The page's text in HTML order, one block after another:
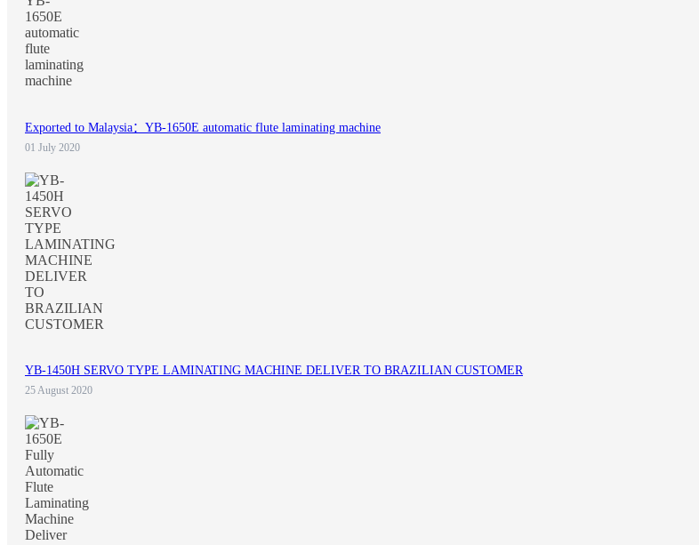
Exported to Malaysia：YB-1650E automatic flute laminating machine
01 July 2020
YB-1450H SERVO TYPE LAMINATING MACHINE DELIVER TO BRAZILIAN CUSTOMER
25 August 2020